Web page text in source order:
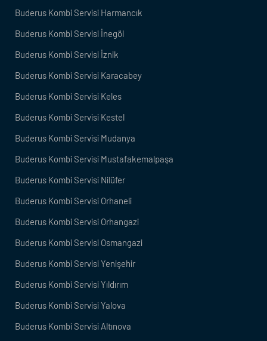
Buderus Kombi Servisi Harmancık
Buderus Kombi Servisi İnegöl
Buderus Kombi Servisi İznik
Buderus Kombi Servisi Karacabey
Buderus Kombi Servisi Keles
Buderus Kombi Servisi Kestel
Buderus Kombi Servisi Mudanya
Buderus Kombi Servisi Mustafakemalpaşa
Buderus Kombi Servisi Nilüfer
Buderus Kombi Servisi Orhaneli
Buderus Kombi Servisi Orhangazi
Buderus Kombi Servisi Osmangazi
Buderus Kombi Servisi Yenişehir
Buderus Kombi Servisi Yıldırım
Buderus Kombi Servisi Yalova
Buderus Kombi Servisi Altınova